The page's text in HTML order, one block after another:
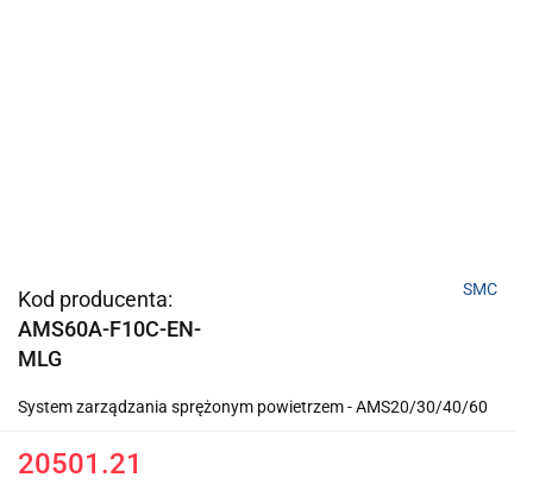
Kod producenta:
AMS60A-F10C-EN-
MLG
SMC
System zarządzania sprężonym powietrzem - AMS20/30/40/60
20501.21